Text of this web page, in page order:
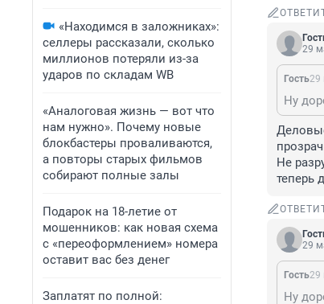
«Находимся в заложниках»:
селлеры рассказали, сколько
миллионов потеряли из-за
ударов по складам WB
«Аналоговая жизнь — вот что
нам нужно». Почему новые
блокбастеры проваливаются,
а повторы старых фильмов
собирают полные залы
Подарок на 18-летие от
мошенников: как новая схема
с «переоформлением» номера
оставит вас без денег
Заплатят по полной:
29
Гость29
Не
теперь
29
Гость29